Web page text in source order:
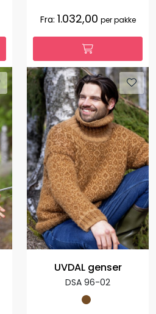
Fra: 1.032,00 per pakke
UVDAL genser
DSA 96-02